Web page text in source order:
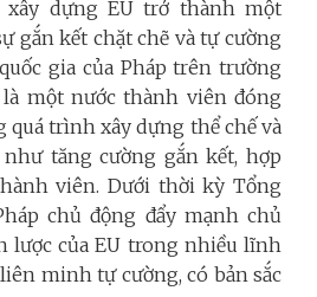
xây dựng EU trở thành một
gắn kết chặt chẽ và tự cường
gia của Pháp trên trường
là một nước thành viên đóng
quá trình xây dựng thể chế và
tăng cường gắn kết, hợp
viên. Dưới thời kỳ Tổng
chủ động đẩy mạnh chủ
lược của EU trong nhiều lĩnh
minh tự cường, có bản sắc